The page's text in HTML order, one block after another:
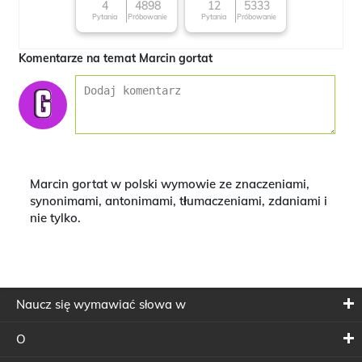
4
Pytania
4898
Próbowanie
character
12
Pytania
5333
Próbowanie
Komentarze na temat Marcin gortat
Marcin gortat w polski wymowie ze znaczeniami,
synonimami, antonimami, tłumaczeniami, zdaniami i
nie tylko.
Naucz się wymawiać słowa w
O